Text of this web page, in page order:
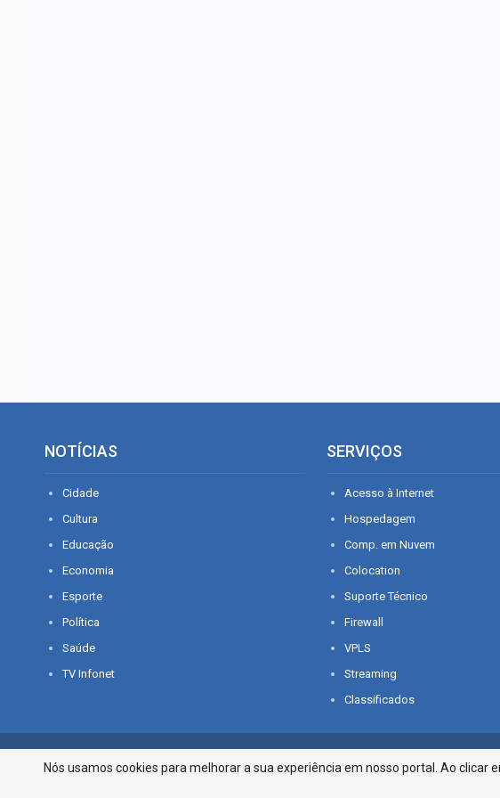
NOTÍCIAS
Cidade
Cultura
Educação
Economia
Esporte
Política
Saúde
TV Infonet
SERVIÇOS
Acesso à Internet
Hospedagem
Comp. em Nuvem
Colocation
Suporte Técnico
Firewall
VPLS
Streaming
Classificados
© 2026 - O que é notícia em Sergipe. Todos os direitos reservados.
Nós usamos cookies para melhorar a sua experiência em nosso portal. Ao